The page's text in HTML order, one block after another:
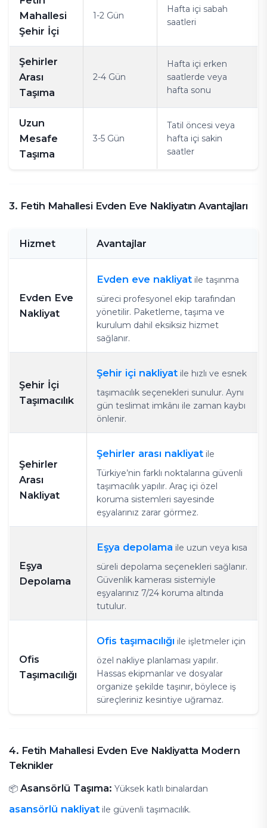
Mahallesi
Şehir İçi
1-2 Gün
Hafta içi sabah
saatleri
Şehirler
Arası
Taşıma
2-4 Gün
Hafta içi erken
saatlerde veya
hafta sonu
Uzun
Mesafe
Taşıma
3-5 Gün
Tatil öncesi veya
hafta içi sakin
saatler
3. Fetih Mahallesi Evden Eve Nakliyatın Avantajları
Hizmet Avantajlar
Evden Eve
Nakliyat
Evden eve nakliyat ile taşınma
süreci profesyonel ekip tarafından
yönetilir. Paketleme, taşıma ve
kurulum dahil eksiksiz hizmet
sağlanır.
Şehir İçi
Taşımacılık
Şehir içi nakliyat ile hızlı ve esnek
taşımacılık seçenekleri sunulur. Aynı
gün teslimat imkânı ile zaman kaybı
önlenir.
Şehirler
Arası
Nakliyat
Şehirler arası nakliyat ile
Türkiye’nin farklı noktalarına güvenli
taşımacılık yapılır. Araç içi özel
koruma sistemleri sayesinde
eşyalarınız zarar görmez.
Eşya
Depolama
Eşya depolama ile uzun veya kısa
süreli depolama seçenekleri sağlanır.
Güvenlik kamerası sistemiyle
eşyalarınız 7/24 koruma altında
tutulur.
Ofis
Taşımacılığı
Ofis taşımacılığı ile işletmeler için
özel nakliye planlaması yapılır.
Hassas ekipmanlar ve dosyalar
organize şekilde taşınır, böylece iş
süreçleriniz kesintiye uğramaz.
4. Fetih Mahallesi Evden Eve Nakliyatta Modern
Teknikler
📦 Asansörlü Taşıma: Yüksek katlı binalardan
asansörlü nakliyat ile güvenli taşımacılık.